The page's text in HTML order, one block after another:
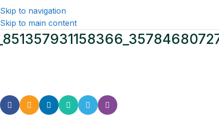
Skip to navigation
Skip to main content